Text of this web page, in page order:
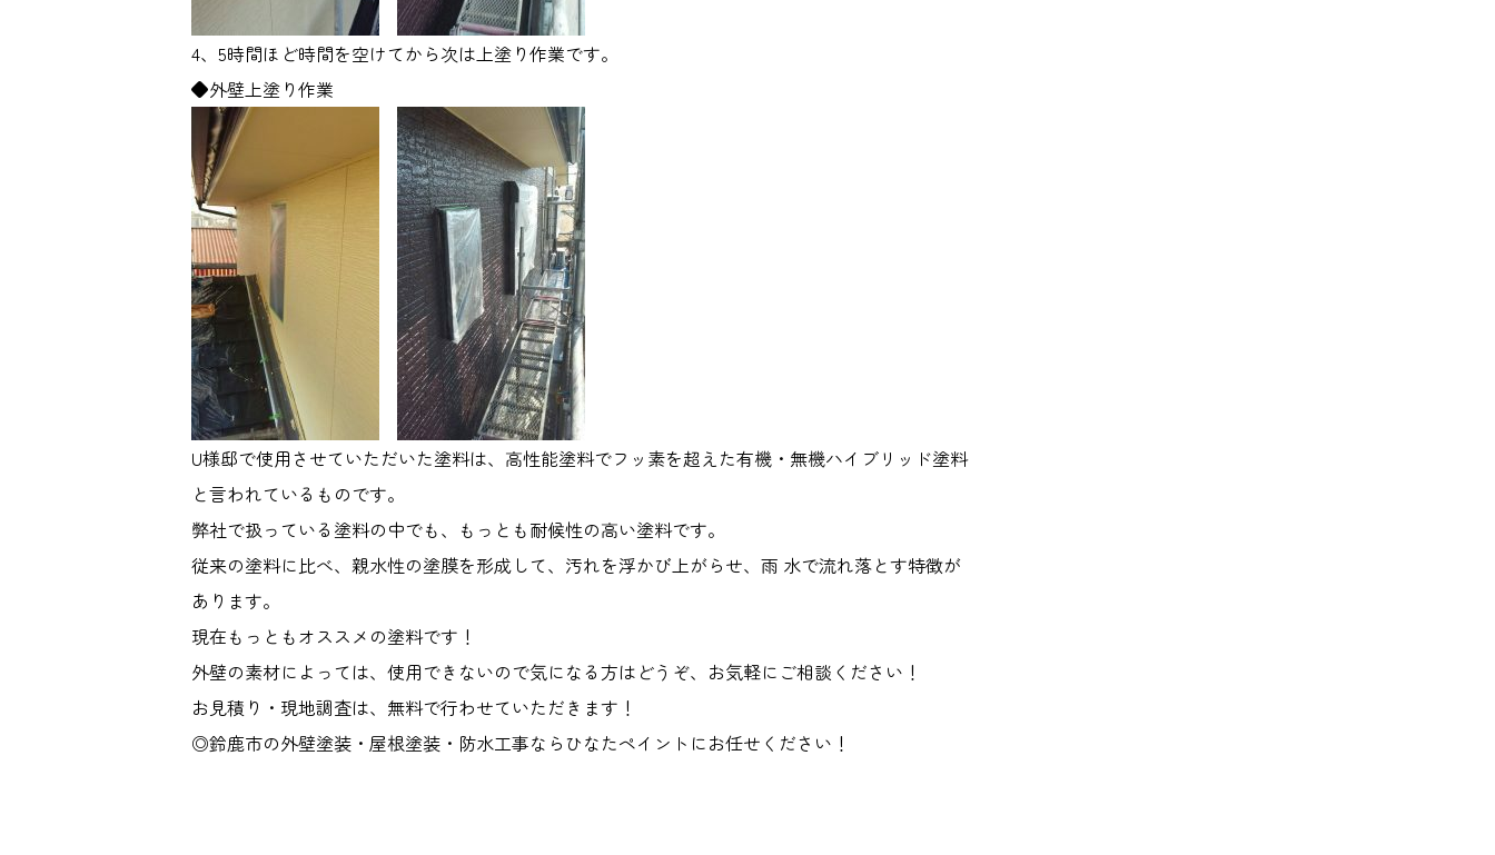
4、5時間ほど時間を空けてから次は上塗り作業です。
◆外壁上塗り作業
U様邸で使用させていただいた塗料は、高性能塗料でフッ素を超えた有機・無機ハイブリッド塗料
と言われているものです。
弊社で扱っている塗料の中でも、もっとも耐候性の高い塗料です。
従来の塗料に比べ、親水性の塗膜を形成して、汚れを浮かび上がらせ、雨 水で流れ落とす特徴が
あります。
現在もっともオススメの塗料です！
外壁の素材によっては、使用できないので気になる方はどうぞ、お気軽にご相談ください！
お見積り・現地調査は、無料で行わせていただきます！
◎鈴鹿市の外壁塗装・屋根塗装・防水工事ならひなたペイントにお任せください！